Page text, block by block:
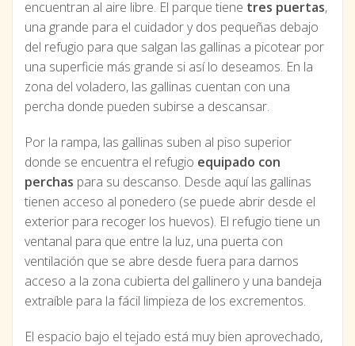
encuentran al aire libre. El parque tiene tres puertas,
una grande para el cuidador y dos pequeñas debajo
del refugio para que salgan las gallinas a picotear por
una superficie más grande si así lo deseamos. En la
zona del voladero, las gallinas cuentan con una
percha donde pueden subirse a descansar.
Por la rampa, las gallinas suben al piso superior
donde se encuentra el refugio equipado con
perchas para su descanso. Desde aquí las gallinas
tienen acceso al ponedero (se puede abrir desde el
exterior para recoger los huevos). El refugio tiene un
ventanal para que entre la luz, una puerta con
ventilación que se abre desde fuera para darnos
acceso a la zona cubierta del gallinero y una bandeja
extraíble para la fácil limpieza de los excrementos.
El espacio bajo el tejado está muy bien aprovechado,